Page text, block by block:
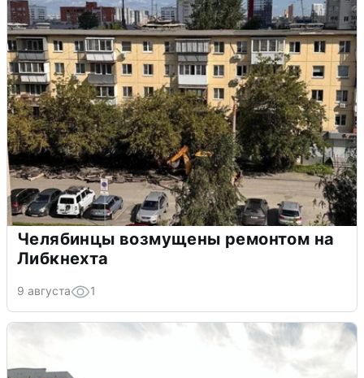
Челябинцы возмущены ремонтом на
Либкнехта
9 августа 1